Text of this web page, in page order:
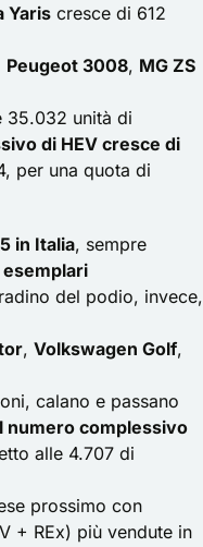
Yaris cresce di 612
Peugeot 3008, MG ZS
35.032 unità di
di HEV cresce di
per una quota di
in Italia, sempre
esemplari
del podio, invece,
, Volkswagen Golf,
calano e passano
numero complessivo
alle 4.707 di
prossimo con
+ REx) più vendute in